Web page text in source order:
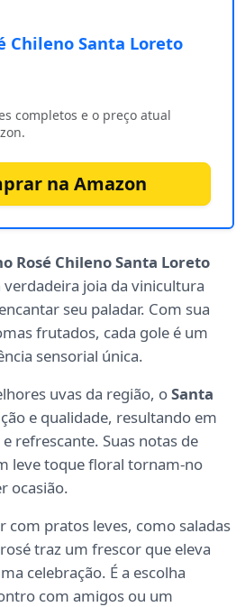
Chileno Santa Loreto
completos e o preço atual
na Amazon
Rosé Chileno Santa Loreto
verdadeira joia da vinicultura
seu paladar. Com sua
frutados, cada gole é um
sensorial única.
uvas da região, oSanta
e qualidade, resultando em
refrescante. Suas notas de
leve toque floral tornam-no
ocasião.
com pratos leves, como saladas
traz um frescor que eleva
celebração. É a escolha
com amigos ou um